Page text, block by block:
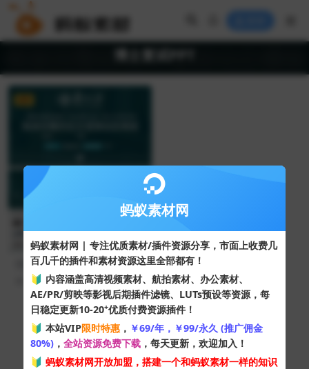
完整框架毕业论文答辩开题报
告博士复试PPT模板
62 10
Copyright © 2024蚂蚁素材网- 版权所有 All rights reserved.
粤ICP备19095528号
XML网站地图HTML网站地图 百度地图
SQL：43
Pages：0.33682s
蚂蚁素材网
蚂蚁素材网 | 专注优质素材/插件资源分享，市面上收费几
百几千的插件和素材资源这里全部都有！
🔰 内容涵盖高清视频素材、航拍素材、办公素材、
AE/PR/剪映等影视后期插件滤镜、LUTs预设等资源，每
日稳定更新10-20+优质付费资源插件！
🔰 本站VIP限时特惠 ， ￥69/年，￥99/永久 (推广佣金
80%) ， 全站资源免费下载 ，每天更新，欢迎加入！
🔰 蚂蚁素材网开放加盟，搭建一个和蚂蚁素材一样的知识